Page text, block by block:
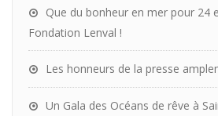
Que du bonheur en mer pour 24
Fondation Lenval !
Les honneurs de la presse
Un Gala des Océans de rêve à